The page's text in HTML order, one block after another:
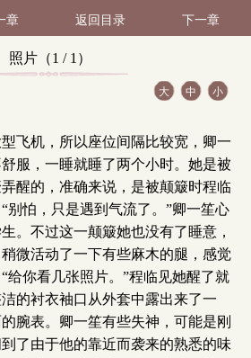
章 返回目录 下一章
照片（1 / 1）
大 中 小
飞机，所以座位间隔比较宽，卿一
服，一睡就睡了两个小时。她是被
醒的，准确来说，是被颠簸时程临
别怕，只是遇到气流了。”卿一笙心
。不过这一颠簸她也没有了睡意，
微活动了一下有些麻木的腿，感觉
给你看几张照片。”程临见她醒了就
的衬衣袖口从外套中露出来了一
腕表。卿一笙有些失神，可能是刚
了由于他的靠近而袭来的熟悉的味